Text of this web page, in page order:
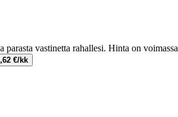
vastinetta rahallesi. Hinta on voimassa
€/kk